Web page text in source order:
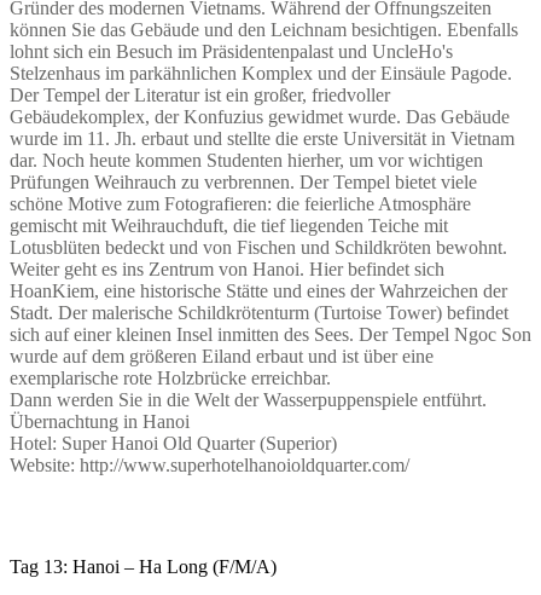
Gründer des modernen Vietnams. Während der Öffnungszeiten
können Sie das Gebäude und den Leichnam besichtigen. Ebenfalls
lohnt sich ein Besuch im Präsidentenpalast und UncleHo's
Stelzenhaus im parkähnlichen Komplex und der Einsäule Pagode.
Der Tempel der Literatur ist ein großer, friedvoller
Gebäudekomplex, der Konfuzius gewidmet wurde. Das Gebäude
wurde im 11. Jh. erbaut und stellte die erste Universität in Vietnam
dar. Noch heute kommen Studenten hierher, um vor wichtigen
Prüfungen Weihrauch zu verbrennen. Der Tempel bietet viele
schöne Motive zum Fotografieren: die feierliche Atmosphäre
gemischt mit Weihrauchduft, die tief liegenden Teiche mit
Lotusblüten bedeckt und von Fischen und Schildkröten bewohnt.
Weiter geht es ins Zentrum von Hanoi. Hier befindet sich
HoanKiem, eine historische Stätte und eines der Wahrzeichen der
Stadt. Der malerische Schildkrötenturm (Turtoise Tower) befindet
sich auf einer kleinen Insel inmitten des Sees. Der Tempel Ngoc Son
wurde auf dem größeren Eiland erbaut und ist über eine
exemplarische rote Holzbrücke erreichbar.
Dann werden Sie in die Welt der Wasserpuppenspiele entführt.
Übernachtung in Hanoi
Hotel: Super Hanoi Old Quarter (Superior)
Website: http://www.superhotelhanoioldquarter.com/
Tag 13: Hanoi – Ha Long (F/M/A)